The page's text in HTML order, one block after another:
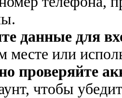
данные для
месте или
проверяйте
чтобы